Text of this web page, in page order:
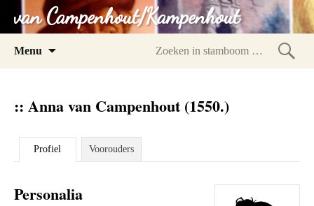
van Campenhout/Kampenhout
Menu
:: Anna van Campenhout (1550.)
Profiel Voorouders
Personalia